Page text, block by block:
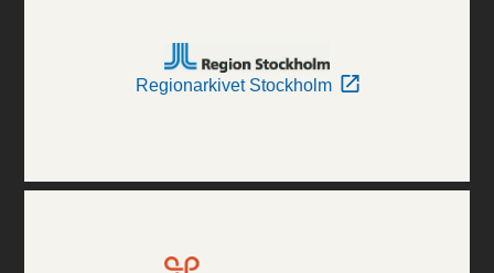
Regionarkivet Stockholm